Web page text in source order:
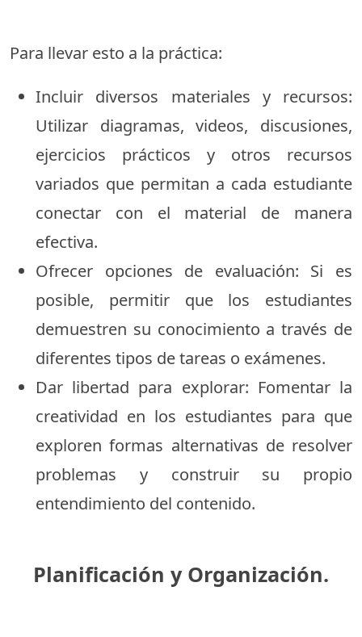
Para llevar esto a la práctica:
Incluir diversos materiales y recursos:
Utilizar diagramas, videos, discusiones,
ejercicios prácticos y otros recursos
variados que permitan a cada estudiante
conectar con el material de manera
efectiva.
Ofrecer opciones de evaluación: Si es
posible, permitir que los estudiantes
demuestren su conocimiento a través de
diferentes tipos de tareas o exámenes.
Dar libertad para explorar: Fomentar la
creatividad en los estudiantes para que
exploren formas alternativas de resolver
problemas y construir su propio
entendimiento del contenido.
Planificación y Organización.